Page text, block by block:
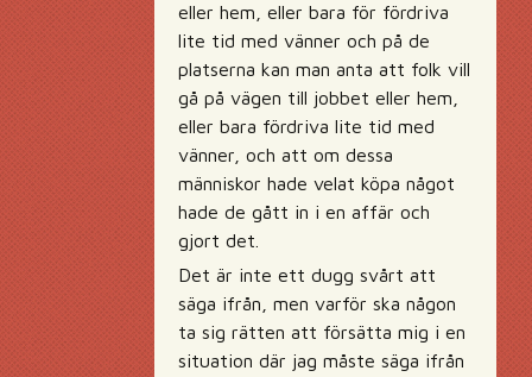
eller hem, eller bara för fördriva
lite tid med vänner och på de
platserna kan man anta att folk vill
gå på vägen till jobbet eller hem,
eller bara fördriva lite tid med
vänner, och att om dessa
människor hade velat köpa något
hade de gått in i en affär och
gjort det.
Det är inte ett dugg svårt att
säga ifrån, men varför ska någon
ta sig rätten att försätta mig i en
situation där jag måste säga ifrån